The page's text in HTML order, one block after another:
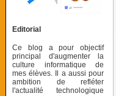
Editorial
Ce blog a pour objectif
principal d'augmenter la
culture informatique de
mes élèves. Il a aussi pour
ambition de refléter
l'actualité technologique